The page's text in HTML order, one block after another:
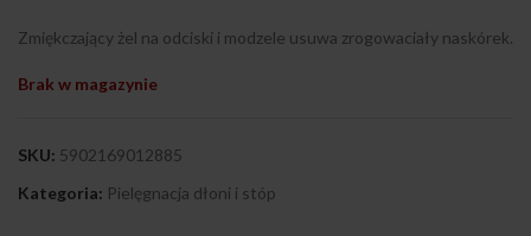
Zmiękczający żel na odciski i modzele usuwa zrogowaciały naskórek.
Brak w magazynie
SKU: 5902169012885
Kategoria: Pielęgnacja dłoni i stóp